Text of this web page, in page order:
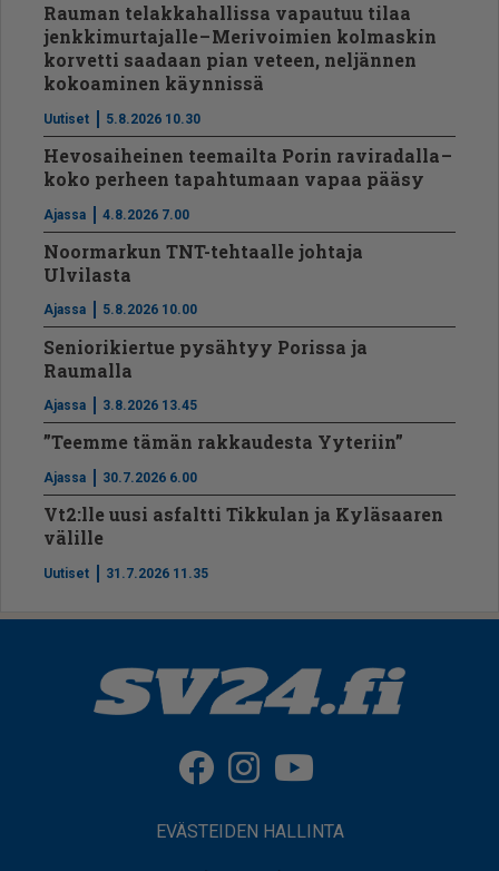
Rauman telakkahallissa vapautuu tilaa
jenkkimurtajalle – Merivoimien kolmaskin
korvetti saadaan pian veteen, neljännen
kokoaminen käynnissä
Uutiset 5.8.2026 10.30
Hevosaiheinen teemailta Porin raviradalla –
koko perheen tapahtumaan vapaa pääsy
Ajassa 4.8.2026 7.00
Noormarkun TNT-tehtaalle johtaja
Ulvilasta
Ajassa 5.8.2026 10.00
Seniorikiertue pysähtyy Porissa ja
Raumalla
Ajassa 3.8.2026 13.45
”Teemme tämän rakkaudesta Yyteriin”
Ajassa 30.7.2026 6.00
Vt2:lle uusi asfaltti Tikkulan ja Kyläsaaren
välille
Uutiset 31.7.2026 11.35
EVÄSTEIDEN HALLINTA